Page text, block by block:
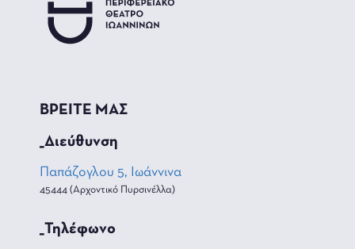
ΒΡΕΙΤΕ ΜΑΣ
_Διεύθυνση
Παπάζογλου 5, Ιωάννινα
45444 (Αρχοντικό Πυρσινέλλα)
_Τηλέφωνο